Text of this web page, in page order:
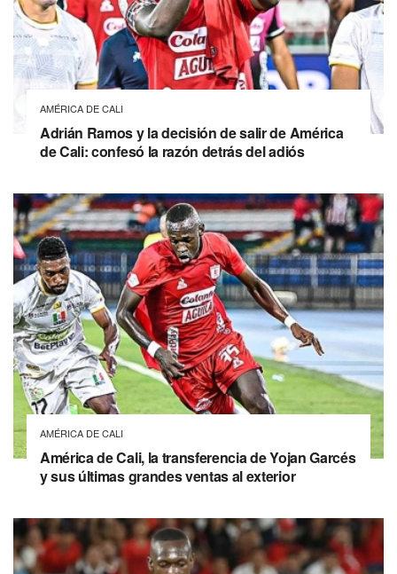
AMÉRICA DE CALI
Adrián Ramos y la decisión de salir de América
de Cali: confesó la razón detrás del adiós
AMÉRICA DE CALI
América de Cali, la transferencia de Yojan Garcés
y sus últimas grandes ventas al exterior